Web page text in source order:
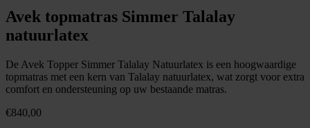
Avek topmatras Simmer Talalay
natuurlatex
De Avek Topper Simmer Talalay Natuurlatex is een hoogwaardige
topmatras met een kern van Talalay natuurlatex, wat zorgt voor extra
comfort en ondersteuning op uw bestaande matras.
€840,00